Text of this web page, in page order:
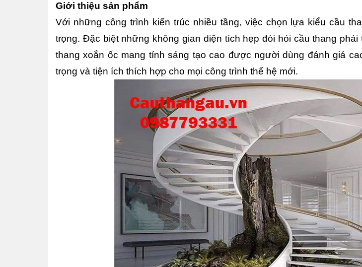
Giới thiệu sản phẩm
Với những công trình kiến trúc nhiều tầng, việc chọn lựa kiểu cầu
trọng. Đặc biệt những không gian diện tích hẹp đòi hỏi cầu thang
thang xoắn ốc mang tính sáng tạo cao được người dùng đánh giá
trọng và tiện ích thích hợp cho mọi công trình thế hệ mới.